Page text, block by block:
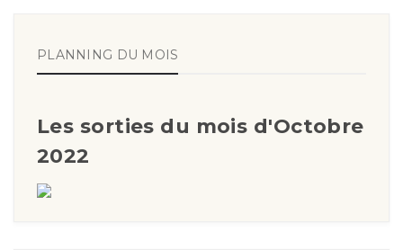
PLANNING DU MOIS
Les sorties du mois d'Octobre
2022